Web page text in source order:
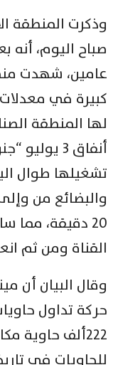
وذكرت المنطقة
صباح اليوم، أنه
عامين، شهدت
كبيرة في
لها المنطقة
أنفاق ٣
تشغيلها طوال
والبضائع من
٢٠ دقيقة،
القناة ومن ثم
وقال البيان أن
حركة تداول
٢٢٢ألف